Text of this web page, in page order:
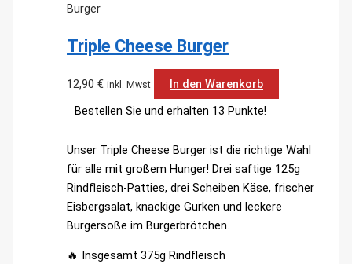
Burger
Triple Cheese Burger
12,90€ inkl. Mwst
In den Warenkorb
Bestellen Sie und erhalten 13 Punkte!
Unser Triple Cheese Burger ist die richtige Wahl
für alle mit großem Hunger! Drei saftige 125g
Rindfleisch-Patties, drei Scheiben Käse, frischer
Eisbergsalat, knackige Gurken und leckere
Burgersoße im Burgerbrötchen.
🔥 Insgesamt 375g Rindfleisch